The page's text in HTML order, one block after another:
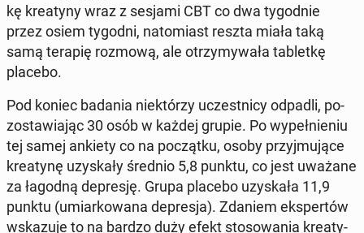
kę kre­aty­ny wraz z sesjami CBT co dwa ty­go­dnie
przez osiem tygodni, na­to­miast reszta miała taką
samą terapię rozmową, ale otrzy­my­wa­ła ta­blet­kę
placebo.
Pod koniec badania nie­któ­rzy uczest­ni­cy odpadli, po­
zo­sta­wia­jąc 30 osób w każdej grupie. Po wy­peł­nie­niu
tej samej ankiety co na po­cząt­ku, osoby przyj­mu­ją­ce
kre­aty­nę uzy­ska­ły średnio 5,8 punktu, co jest uważane
za łagodną de­pre­sję. Grupa placebo uzy­ska­ła 11,9
punktu (umiar­ko­wa­na de­pre­sja). Zdaniem eks­per­tów
wska­zu­je to na bardzo duży efekt sto­so­wa­nia kre­aty­